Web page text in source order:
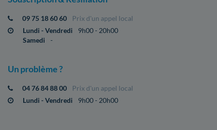
09 75 18 60 60
Prix d'un appel local
Lundi - Vendredi
9h00 - 20h00
Samedi
-
Un problème ?
04 76 84 88 00
Prix d'un appel local
Lundi - Vendredi
9h00 - 20h00